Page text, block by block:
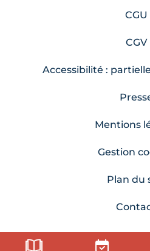
CGU
CGV
Accessibilité :
Mentions
Gestion
Plan du